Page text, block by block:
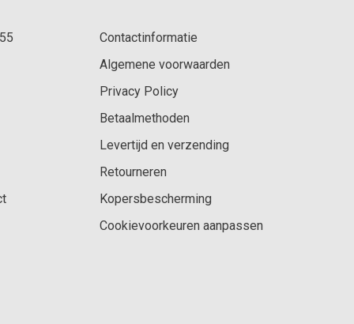
Contactinformatie
Algemene voorwaarden
Privacy Policy
Betaalmethoden
Levertijd en verzending
Retourneren
Kopersbescherming
Cookievoorkeuren aanpassen